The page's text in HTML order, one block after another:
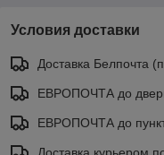
Условия доставки
Доставка Белпочта
ЕВРОПОЧТА до
ЕВРОПОЧТА до